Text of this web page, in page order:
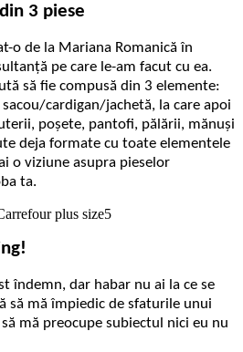
3 piese
o de la Mariana Romanică în
pe care le-am facut cu ea.
să fie compusă din 3 elemente:
cardigan/jachetă, la care apoi
poșete, pantofi, pălării, mănuși
deja formate cu toate elementele
o viziune asupra pieselor
ta.
îndemn, dar habar nu ai la ce se
să mă împiedic de sfaturile unui
mă preocupe subiectul nici eu nu